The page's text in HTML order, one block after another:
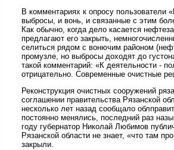
В комментариях к опросу пользователи
выбросы, и вонь, и связанные с этим
Как обычно, когда дело касается
предлагают его закрыть,
селиться рядом с вонючим районом
промузле, но выбросы доходят до
такой комментарий: «К деятельности -
отрицательно. Современные очистные
Реконструкция очистных сооружений
соглашении правительства Рязанской
несколько лет назад сообщало
постоянно менялись, последний раз
году губернатор Николай Любимов
Рязанской области не знает, «что там
закрыли.